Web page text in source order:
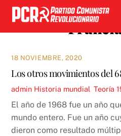
Skip
content
18 NOVIEMBRE, 2020
Los otros movimientos del
admin Historia mundial ,Teoría
El año de 1968 fue un año
mundo entero. Fue un año
dieron como resultado